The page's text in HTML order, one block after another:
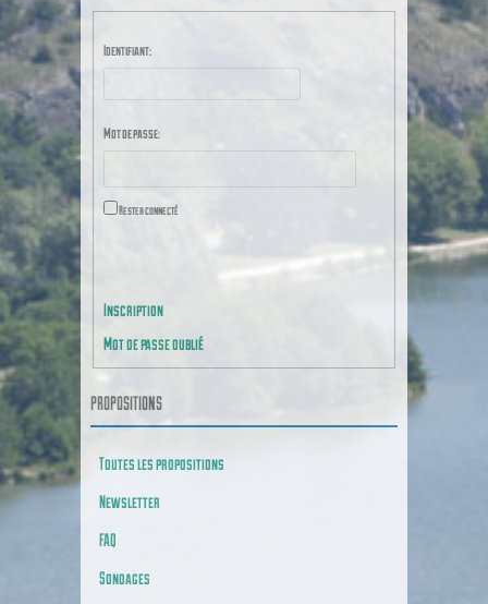
Identifiant:
Mot de passe:
Rester connecté
Inscription
Mot de passe oublié
PROPOSITIONS
Toutes les propositions
Newsletter
FAQ
Sondages